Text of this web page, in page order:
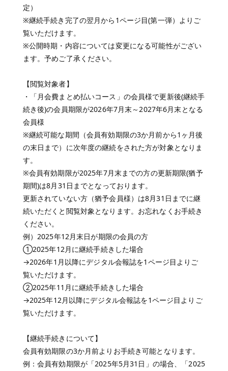
定）
※継続手続き完了の翌月から1ページ目(第一弾）よりご
覧いただけます。
※公開時期・内容については変更になる可能性がござい
ます。予めご了承ください。
【閲覧対象者】
・「月会費まとめ払いコース」の会員様で更新後(継続手
続き後)の会員期限が2026年7月末～2027年6月末となる
会員様
※継続可能な期間（会員有効期限の3か月前から1ヶ月後
の末日まで）に次年度の継続をされた方が対象となりま
す。
※会員有効期限が2025年7月末までの方の更新期限(猶予
期間)は8月31日までとなっております。
更新されていない方（猶予会員様）は8月31日までに継
続いただくと閲覧対象となります。お忘れなくお手続き
ください。
例）2025年12月末日が期限の会員の方
①2025年12月に継続手続きした場合
→2026年1月以降にデジタル会報誌を1ページ目よりご
覧いただけます。
②2025年11月に継続手続きした場合
→2025年12月以降にデジタル会報誌を1ページ目よりご
覧いただけます。
【継続手続きについて】
会員有効期限の3か月前よりお手続き可能となります。
例：会員有効期限が「2025年5月31日」の場合、「2025